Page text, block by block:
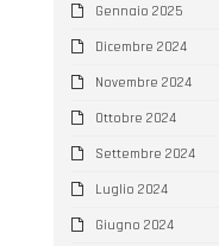
Gennaio 2025
Dicembre 2024
Novembre 2024
Ottobre 2024
Settembre 2024
Luglio 2024
Giugno 2024